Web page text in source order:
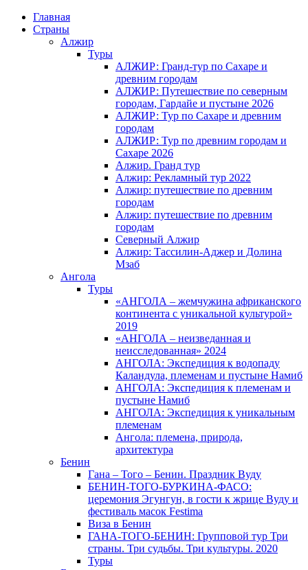
Главная
Страны
Алжир
Туры
АЛЖИР: Гранд-тур по Сахаре и
древним городам
АЛЖИР: Путешествие по северным
городам, Гардайе и пустыне 2026
АЛЖИР: Тур по Сахаре и древним
городам
АЛЖИР: Тур по древним городам и
Сахаре 2026
Алжир. Гранд тур
Алжир: Рекламный тур 2022
Алжир: путешествие по древним
городам
Алжир: путешествие по древним
городам
Северный Алжир
Алжир: Тассилин-Аджер и Долина
Мзаб
Ангола
Туры
«АНГОЛА – жемчужина африканского
континента с уникальной культурой»
2019
«АНГОЛА – неизведанная и
неисследованная» 2024
АНГОЛА: Экспедиция к водопаду
Каландула, племенам и пустыне Намиб
АНГОЛА: Экспедиция к племенам и
пустыне Намиб
АНГОЛА: Экспедиция к уникальным
племенам
Ангола: племена, природа,
архитектура
Бенин
Гана – Того – Бенин. Праздник Вуду
БЕНИН-ТОГО-БУРКИНА-ФАСО:
церемония Эгунгун, в гости к жрице Вуду и
фестиваль масок Festima
Виза в Бенин
ГАНА-ТОГО-БЕНИН: Групповой тур Три
страны. Три судьбы. Три культуры. 2020
Туры